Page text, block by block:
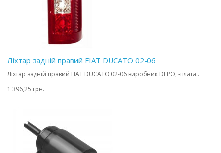
Ліхтар задній правий FIAT DUCATO 02-06
Ліхтар задній правий FIAT DUCATO 02-06 виробник DEPO, -плата..
1 396,25 грн.